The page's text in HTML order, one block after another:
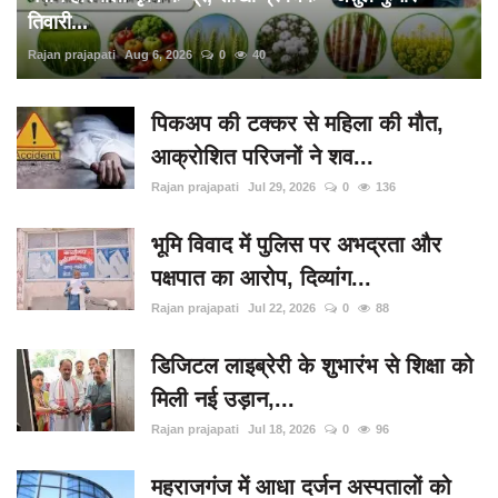
तिवारी...
Rajan prajapati Aug 6, 2026 0 40
पिकअप की टक्कर से महिला की मौत,
आक्रोशित परिजनों ने शव...
Rajan prajapati Jul 29, 2026 0 136
भूमि विवाद में पुलिस पर अभद्रता और
पक्षपात का आरोप, दिव्यांग...
Rajan prajapati Jul 22, 2026 0 88
डिजिटल लाइब्रेरी के शुभारंभ से शिक्षा को
मिली नई उड़ान,...
Rajan prajapati Jul 18, 2026 0 96
महराजगंज में आधा दर्जन अस्पतालों को